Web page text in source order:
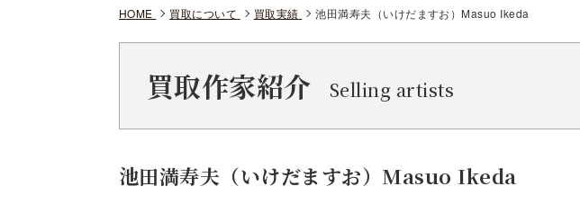
HOME 買取について 買取実績 池田満寿夫（いけだますお）Masuo Ikeda
買取作家紹介 Selling artists
池田満寿夫（いけだますお）Masuo Ikeda